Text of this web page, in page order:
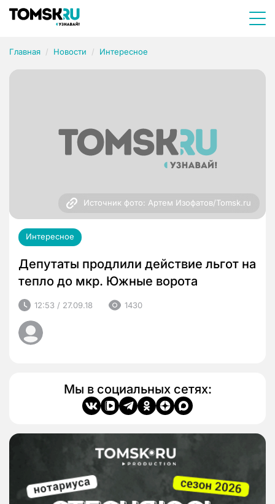
Главная Новости Интересное
Источник фото: Артем Изофатов/Tomsk.ru
Интересное
Депутаты продлили действие льгот на
тепло до мкр. Южные ворота
12:53 / 27.09.18 1430
Мы в социальных сетях: